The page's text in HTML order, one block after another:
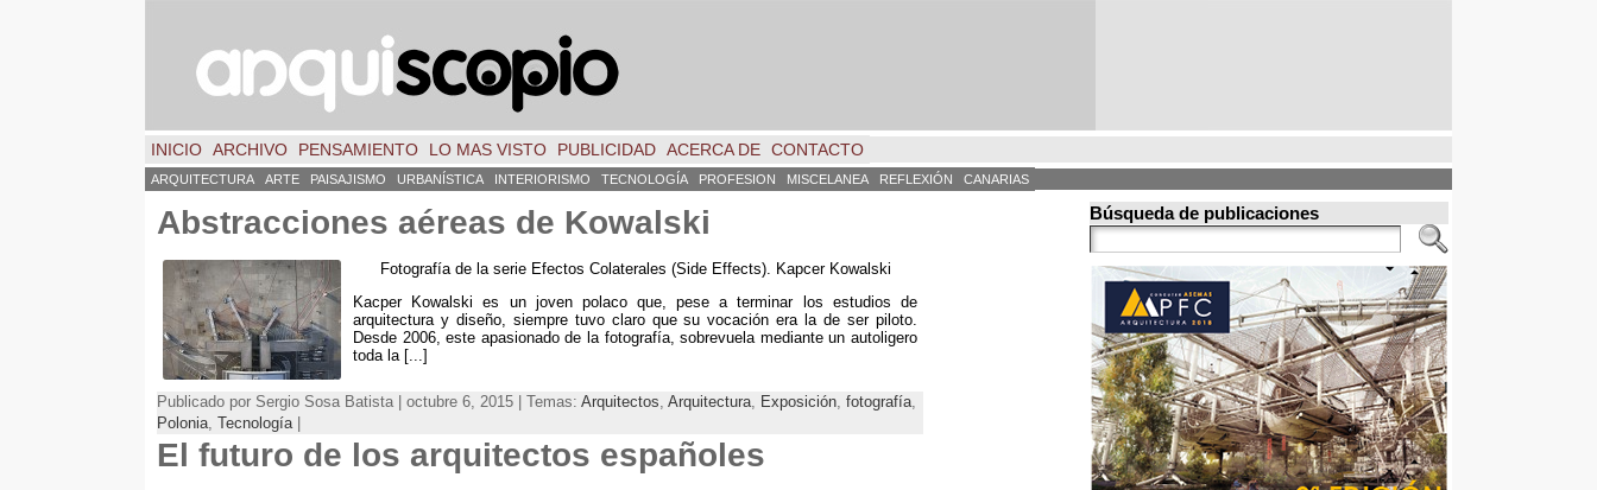
INICIO ARCHIVO PENSAMIENTO LO MAS VISTO PUBLICIDAD ACERCA DE CONTACTO
ARQUITECTURA ARTE PAISAJISMO URBANÍSTICA INTERIORISMO TECNOLOGÍA PROFESION MISCELANEA REFLEXIÓN CANARIAS
Abstracciones aéreas de Kowalski
Fotografía de la serie Efectos Colaterales (Side Effects). Kapcer Kowalski
Kacper Kowalski es un joven polaco que, pese a terminar los estudios de
arquitectura y diseño, siempre tuvo claro que su vocación era la de ser piloto.
Desde 2006, este apasionado de la fotografía, sobrevuela mediante un autoligero
toda la [...]
Publicado por Sergio Sosa Batista | octubre 6, 2015 | Temas: Arquitectos Arquitectura Exposición fotografía
Polonia Tecnología
El futuro de los arquitectos españoles
Búsqueda de publicaciones